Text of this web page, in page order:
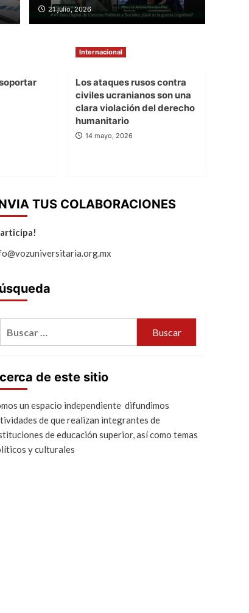
21 julio, 2026
Internacional
Los ataques rusos contra
civiles ucranianos son una
clara violación del derecho
humanitario
14 mayo, 2026
TUS COLABORACIONES
de este sitio
un espacio independiente difundimos
de que realizan integrantes de
de educación superior, así como temas
y culturales